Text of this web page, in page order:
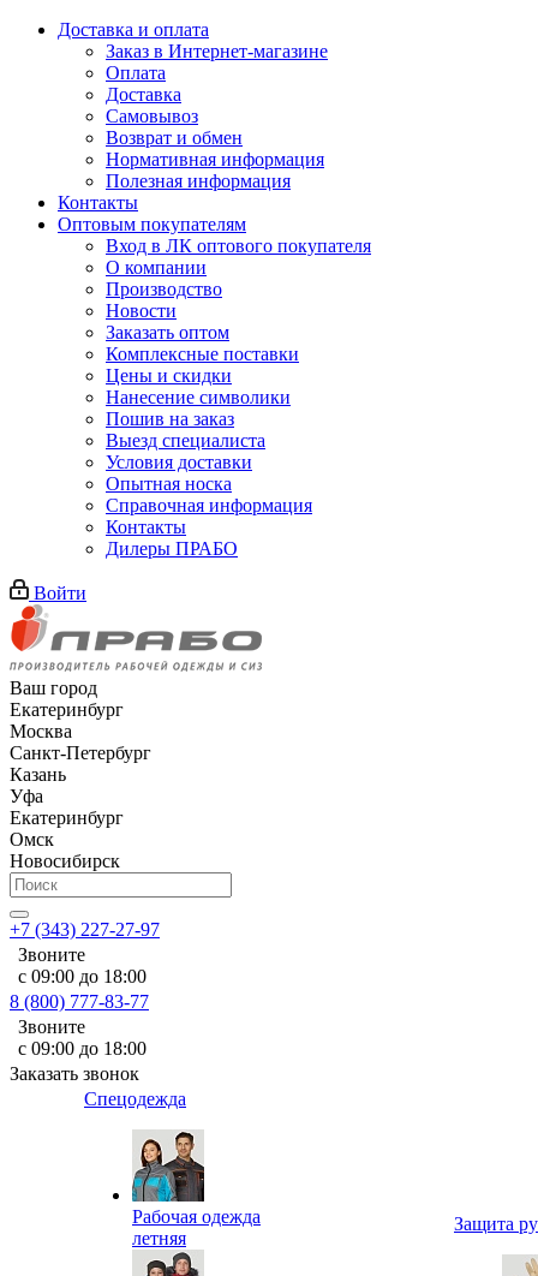
Доставка и оплата
Заказ в Интернет-магазине
Оплата
Доставка
Самовывоз
Возврат и обмен
Нормативная информация
Полезная информация
Контакты
Оптовым покупателям
Вход в ЛК оптового покупателя
О компании
Производство
Новости
Заказать оптом
Комплексные поставки
Цены и скидки
Нанесение символики
Пошив на заказ
Выезд специалиста
Условия доставки
Опытная носка
Справочная информация
Контакты
Дилеры ПРАБО
Войти
Ваш город
Екатеринбург
Москва
Санкт-Петербург
Казань
Уфа
Екатеринбург
Омск
Новосибирск
+7 (343) 227-27-97
Звоните
с 09:00 до 18:00
8 (800) 777-83-77
Звоните
с 09:00 до 18:00
Заказать звонок
Спецодежда
Рабочая одежда
летняя
Защита